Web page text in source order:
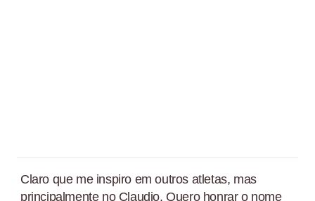
Claro que me inspiro em outros atletas, mas
principalmente no Claudio. Quero honrar o nome